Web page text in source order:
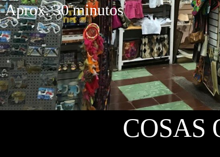
Aprox. 30 minutos
COSAS